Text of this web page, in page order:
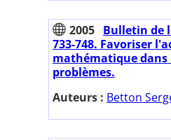
2005 Bulletin de
733-748. Favoriser
mathématique dans
problèmes.
Auteurs : Betton